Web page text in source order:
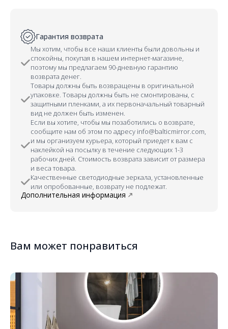
Гарантия возврата
Мы хотим, чтобы все наши клиенты были довольны и
спокойны, покупая в нашем интернет-магазине,
поэтому мы предлагаем 90-дневную гарантию
возврата денег.
Товары должны быть возвращены в оригинальной
упаковке. Товары должны быть не смонтированы, с
защитными пленками, а их первоначальный товарный
вид не должен быть изменен.
Если вы хотите, чтобы мы позаботились о возврате,
сообщите нам об этом по адресу info@balticmirror.com,
и мы организуем курьера, который приедет к вам с
наклейкой на посылку в течение следующих 1-3
рабочих дней. Стоимость возврата зависит от размера
и веса товара.
Качественные светодиодные зеркала, установленные
или опробованные, возврату не подлежат.
Дополнительная информация
Вам может понравиться